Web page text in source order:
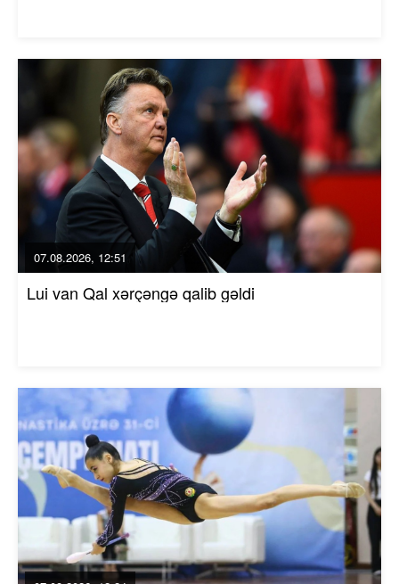
07.08.2026, 12:51
Lui van Qal xərçəngə qalib gəldi